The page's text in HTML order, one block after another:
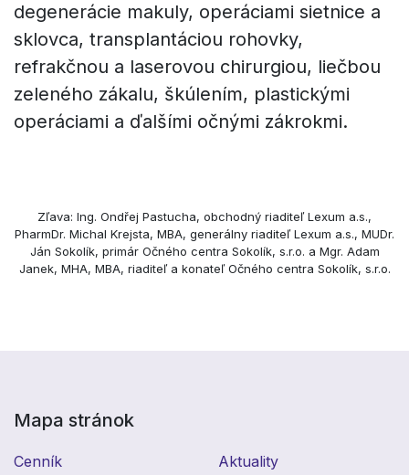
degenerácie makuly, operáciami sietnice a
sklovca, transplantáciou rohovky,
refrakčnou a laserovou chirurgiou, liečbou
zeleného zákalu, škúlením, plastickými
operáciami a ďalšími očnými zákrokmi.
Zľava: Ing. Ondřej Pastucha, obchodný riaditeľ Lexum a.s.,
PharmDr. Michal Krejsta, MBA, generálny riaditeľ Lexum a.s., MUDr.
Ján Sokolík, primár Očného centra Sokolík, s.r.o. a Mgr. Adam
Janek, MHA, MBA, riaditeľ a konateľ Očného centra Sokolík, s.r.o.
Mapa stránok
Cenník
Aktuality